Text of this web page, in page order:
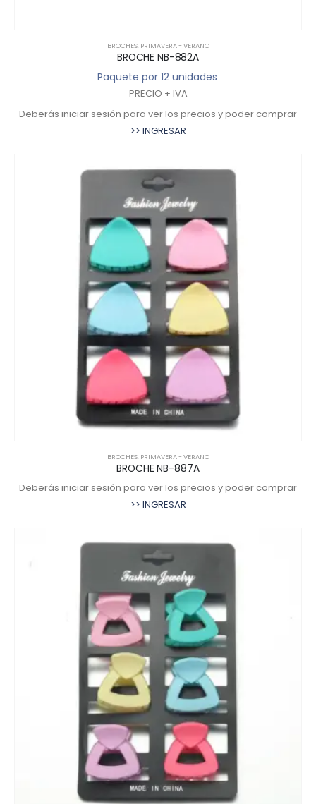
BROCHES, PRIMAVERA - VERANO
BROCHE NB-882A
Paquete por 12 unidades
PRECIO + IVA
Deberás iniciar sesión para ver los precios y poder comprar
>> INGRESAR
BROCHES, PRIMAVERA - VERANO
BROCHE NB-887A
Deberás iniciar sesión para ver los precios y poder comprar
>> INGRESAR